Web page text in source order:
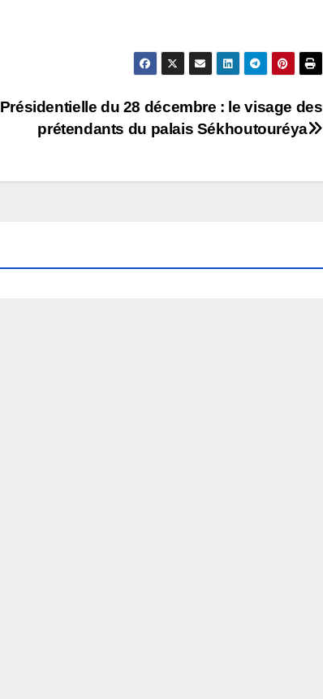
Présidentielle du 28 décembre : le visage des
prétendants du palais Sékhoutouréya